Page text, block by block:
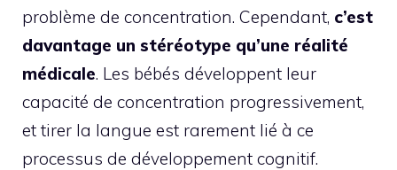
problème de concentration. Cependant, c’est
davantage un stéréotype qu’une réalité
médicale. Les bébés développent leur
capacité de concentration progressivement,
et tirer la langue est rarement lié à ce
processus de développement cognitif.